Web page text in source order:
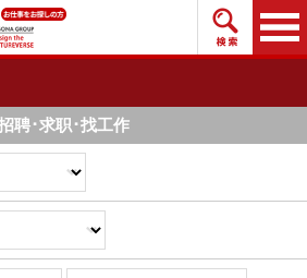
搜索
聘･求职･找工作